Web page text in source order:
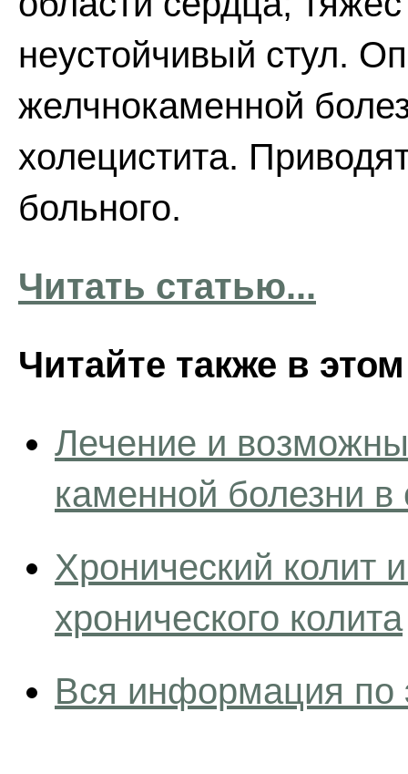
неустойчивый стул.
желчнокаменной
холецистита.
больного.
Читать статью...
Читайте также в
Лечение и
каменной болезни в
Хронический колит
хронического колита
Вся информация по